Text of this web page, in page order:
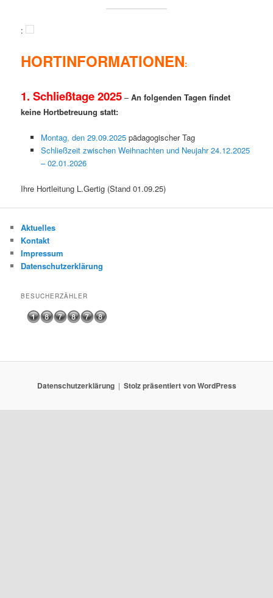
:
HORTINFORMATIONEN:
1. Schließtage 2025 –An folgenden Tagen findet
keine Hortbetreuung statt:
Montag, den 29.09.2025pädagogischer Tag
Schließzeit zwischen Weihnachten und Neujahr 24.12.2025
– 02.01.2026
Ihre Hortleitung L.Gertig (Stand 01.09.25)
Aktuelles
Kontakt
Impressum
Datenschutzerklärung
BESUCHERZÄHLER
Datenschutzerklärung Stolz präsentiert von WordPress